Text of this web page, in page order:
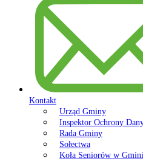
Kontakt
Urząd Gminy
Inspektor Ochrony
Rada Gminy
Sołectwa
Koła Seniorów w